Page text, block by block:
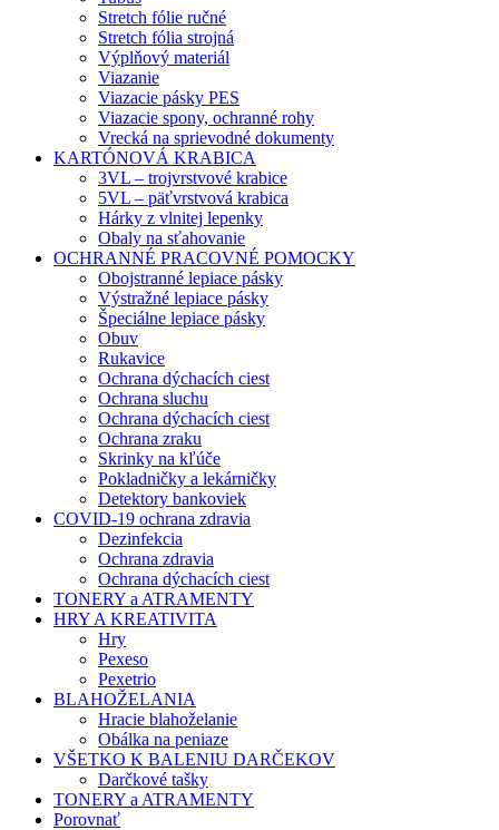
Stretch fólie ručné
Stretch fólia strojná
Výplňový materiál
Viazanie
Viazacie pásky PES
Viazacie spony, ochranné rohy
Vrecká na sprievodné dokumenty
KARTÓNOVÁ KRABICA
3VL – trojvrstvové krabice
5VL – päťvrstvová krabica
Hárky z vlnitej lepenky
Obaly na sťahovanie
OCHRANNÉ PRACOVNÉ POMOCKY
Obojstranné lepiace pásky
Výstražné lepiace pásky
Špeciálne lepiace pásky
Obuv
Rukavice
Ochrana dýchacích ciest
Ochrana sluchu
Ochrana dýchacích ciest
Ochrana zraku
Skrinky na kľúče
Pokladničky a lekárničky
Detektory bankoviek
COVID-19 ochrana zdravia
Dezinfekcia
Ochrana zdravia
Ochrana dýchacích ciest
TONERY a ATRAMENTY
HRY A KREATIVITA
Hry
Pexeso
Pexetrio
BLAHOŽELANIA
Hracie blahoželanie
Obálka na peniaze
VŠETKO K BALENIU DARČEKOV
Darčkové tašky
TONERY a ATRAMENTY
Porovnať